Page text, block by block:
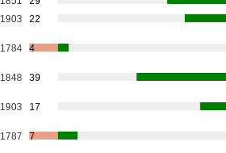
1903 22
1784 4
1848 39
1903 17
1787 7